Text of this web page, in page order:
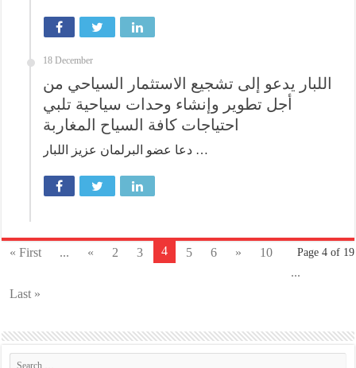
18 December
اللبار يدعو إلى تشجيع الاستثمار السياحي من
أجل تطوير وإنشاء وحدات سياحية تلبي
احتياجات كافة السياح المغاربة
دعا عضو البرلمان عزيز اللبار …
Page 4 of 19
« First ... « 2 3 4 5 6 »
10
...
Last »